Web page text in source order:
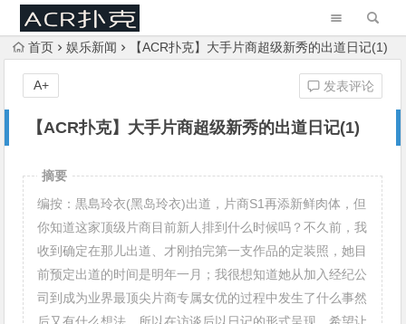
首页 娱乐新闻 【ACR扑克】大手片商超级新秀的出道日记(1)
【ACR扑克】大手片商超级新秀的出道日记(1)
发表评论
A+
摘要
编按：黒島玲衣(黑岛玲衣)出道，片商S1再添新鲜肉体，但
你知道这家顶级片商目前新人排到什么时候吗？不久前，我
收到确定在那儿出道、才刚拍完第一支作品的定装照，她目
前预定出道的时间是明年一月；我很想知道她从加入经纪公
司到成为业界最顶尖片商专属女优的过程中发生了什么事然